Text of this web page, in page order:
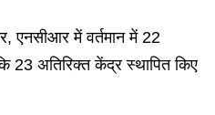
एनसीआर में वर्तमान में 22
23 अतिरिक्त केंद्र स्थापित किए